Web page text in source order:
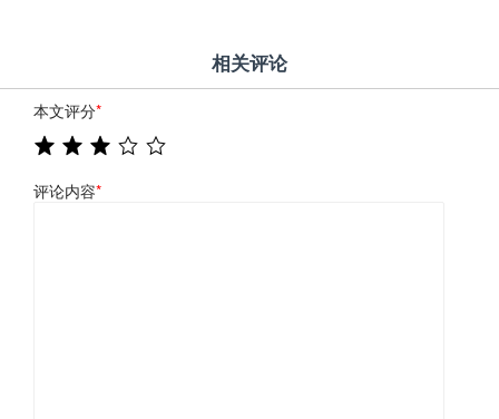
相关评论
本文评分*
评论内容*